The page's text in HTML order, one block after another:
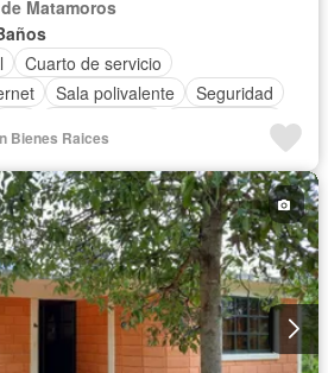
Matamoros
Cuarto de servicio
Sala polivalente
Seguridad
Sin amueblar
Bienes Raices